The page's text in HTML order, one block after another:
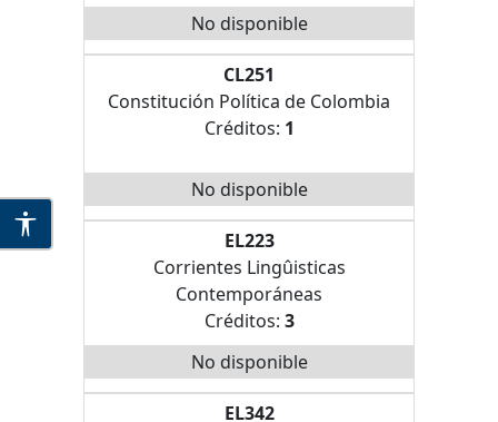
No disponible
CL251
Constitución Política de Colombia
Créditos: 1
No disponible
EL223
Corrientes Lingûisticas
Contemporáneas
Créditos: 3
No disponible
EL342